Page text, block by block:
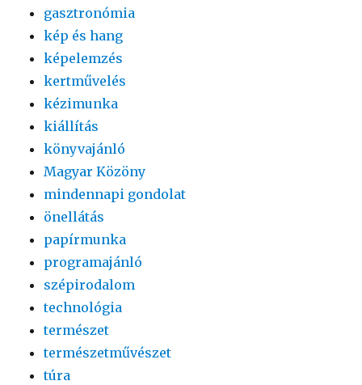
gasztronómia
kép és hang
képelemzés
kertművelés
kézimunka
kiállítás
könyvajánló
Magyar Közöny
mindennapi gondolat
önellátás
papírmunka
programajánló
szépirodalom
technológia
természet
természetművészet
túra